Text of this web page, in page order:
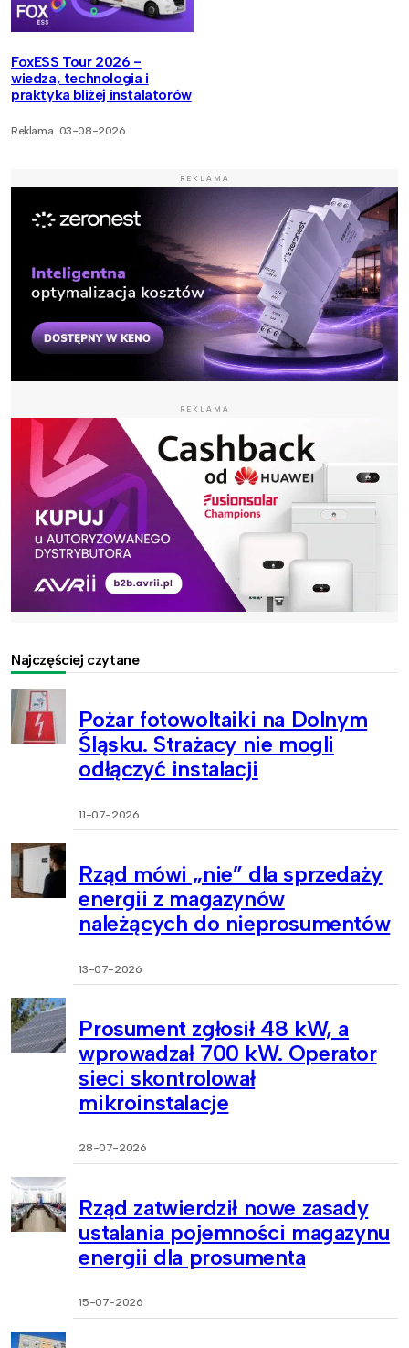
FoxESS Tour 2026 -
wiedza, technologia i
praktyka bliżej instalatorów
Reklama 03-08-2026
REKLAMA
REKLAMA
Najczęściej czytane
Pożar fotowoltaiki na Dolnym
Śląsku. Strażacy nie mogli
odłączyć instalacji
11-07-2026
Rząd mówi „nie” dla sprzedaży
energii z magazynów
należących do nieprosumentów
13-07-2026
Prosument zgłosił 48 kW, a
wprowadzał 700 kW. Operator
sieci skontrolował
mikroinstalacje
28-07-2026
Rząd zatwierdził nowe zasady
ustalania pojemności magazynu
energii dla prosumenta
15-07-2026